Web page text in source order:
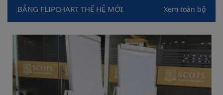
BẢNG FLIPCHART THẾ HỆ MỚI Xem toàn bộ